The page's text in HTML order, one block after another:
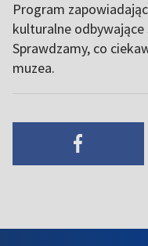
Program
kulturalne
Sprawdzamy, co
muzea.